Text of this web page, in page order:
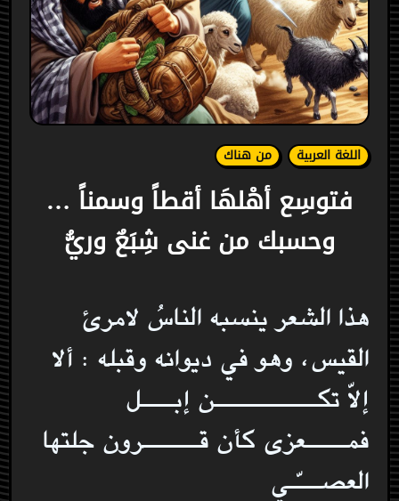
اللغة العربية من هناك
فتوسِع أهْلهَا أقطاً وسمناً …
وحسبك من غنى شِبَعٌ وريُّ
هذا الشعر ينسبه الناسُ لامرئ
القيس، وهو في ديوانه وقبله : ألا
إلاّ تكـــــــــــــن إبــــل
فمـــــعزى كأن قـــــــرون جلتها
العصـــّـي